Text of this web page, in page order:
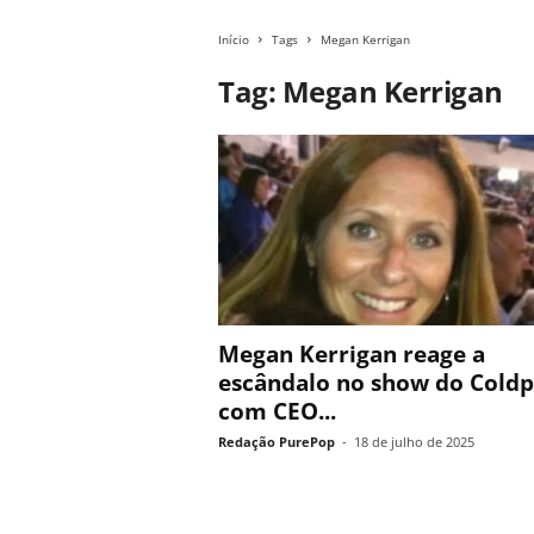
Início Tags Megan Kerrigan
Tag: Megan Kerrigan
Megan Kerrigan reage a
escândalo no show do
com CEO...
Redação PurePop - 18 de julho de 2025